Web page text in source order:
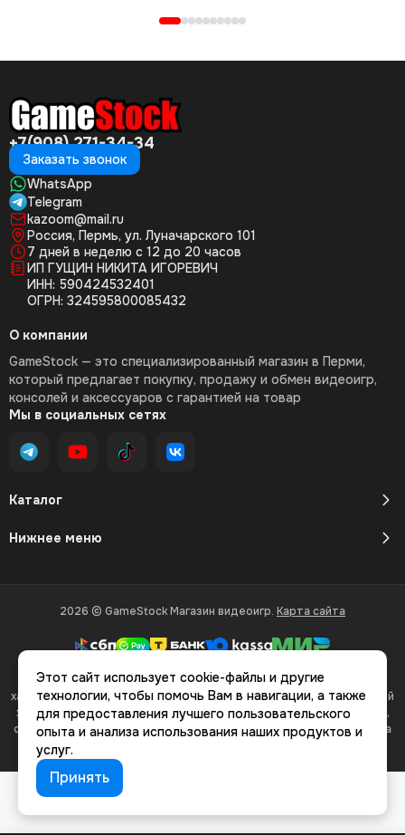
+7(908) 271-34-34
Заказать звонок
WhatsApp
Telegram
kazoom@mail.ru
Россия, Пермь, ул. Луначарского 101
7 дней в неделю с 12 до 20 часов
ИП ГУЩИН НИКИТА ИГОРЕВИЧ
ИНН: 590424532401
ОГРН: 324595800085432
Каталог
Нижнее меню
О компании
GameStock — это специализированный магазин в Перми,
который предлагает покупку, продажу и обмен видеоигр,
консолей и аксессуаров с гарантией на товар
Мы в социальных сетях
2026 © GameStock Магазин видеоигр. Карта сайта
Вся представленная на сайте информация, касающаяся
характеристик, стоимости товаров и услуг, носит информационный
характер и ни при каких условиях не является публичной офертой,
определяемой положениями Статьи 437(2) Гражданского кодекса
Этот сайт использует cookie-файлы и другие
технологии, чтобы помочь Вам в навигации, а также
для предоставления лучшего пользовательского
опыта и анализа использования наших продуктов и
услуг.
Принять